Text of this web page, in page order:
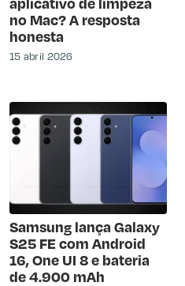
no Mac? A resposta
honesta
15 abril 2026
Samsung lança Galaxy
S25 FE com Android
16, One UI 8 e bateria
de 4.900 mAh